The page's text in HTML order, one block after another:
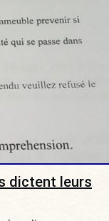
dictent leurs